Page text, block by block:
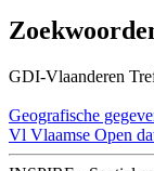
GDI-Vlaanderen
Geografische
Vl Vlaamse Open